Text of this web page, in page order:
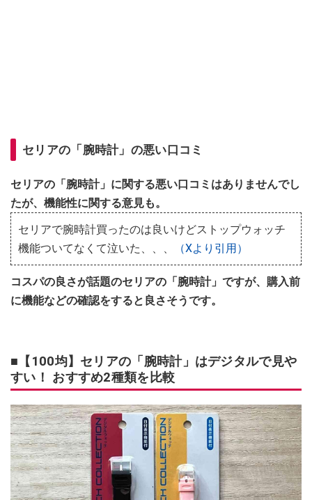
セリアの「腕時計」の悪い口コミ
セリアの「腕時計」に関する悪い口コミはありませんでし
たが、機能性に関する意見も。
セリアで腕時計買ったのは良いけどストップウォッチ
機能ついてなくて泣いた、、、
（Xより引用）
コスパの良さが話題のセリアの「腕時計」ですが、購入前
に機能などの確認をすると良さそうです。
■【100均】セリアの「腕時計」はデジタルで見や
すい！ おすすめ2種類を比較